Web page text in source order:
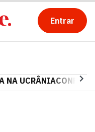
Entrar
NA UCRÂNIA